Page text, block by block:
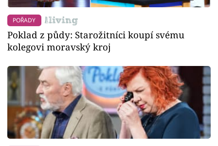
POŘADY
Poklad z půdy: Starožitníci koupí svému
kolegovi moravský kroj